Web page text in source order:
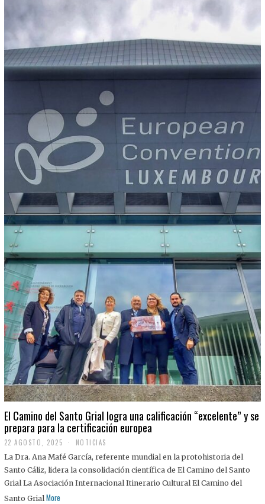
El Camino del Santo Grial logra una calificación “excelente” y se
prepara para la certificación europea
22 AGOSTO, 2025
2
A
G
O
S
NOTICIAS
La Dra. Ana Mafé García, referente mundial en la protohistoria del
Santo Cáliz, lidera la consolidación científica de El Camino del Santo
Grial La Asociación Internacional Itinerario Cultural El Camino del
Santo Grial More